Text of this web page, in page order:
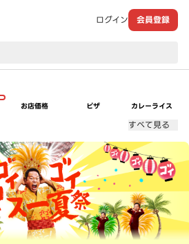
ログイン 会員登録
お店価格 ピザ カレーライス
すべて見る